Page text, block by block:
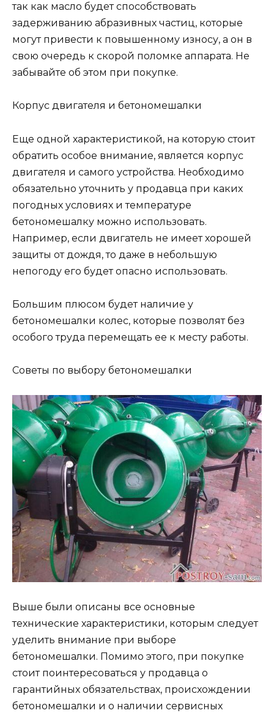
так как масло будет способствовать
задерживанию абразивных частиц, которые
могут привести к повышенному износу, а он в
свою очередь к скорой поломке аппарата. Не
забывайте об этом при покупке.
Корпус двигателя и бетономешалки
Еще одной характеристикой, на которую стоит
обратить особое внимание, является корпус
двигателя и самого устройства. Необходимо
обязательно уточнить у продавца при каких
погодных условиях и температуре
бетономешалку можно использовать.
Например, если двигатель не имеет хорошей
защиты от дождя, то даже в небольшую
непогоду его будет опасно использовать.
Большим плюсом будет наличие у
бетономешалки колес, которые позволят без
особого труда перемещать ее к месту работы.
Советы по выбору бетономешалки
Выше были описаны все основные
технические характеристики, которым следует
уделить внимание при выборе
бетономешалки. Помимо этого, при покупке
стоит поинтересоваться у продавца о
гарантийных обязательствах, происхождении
бетономешалки и о наличии сервисных